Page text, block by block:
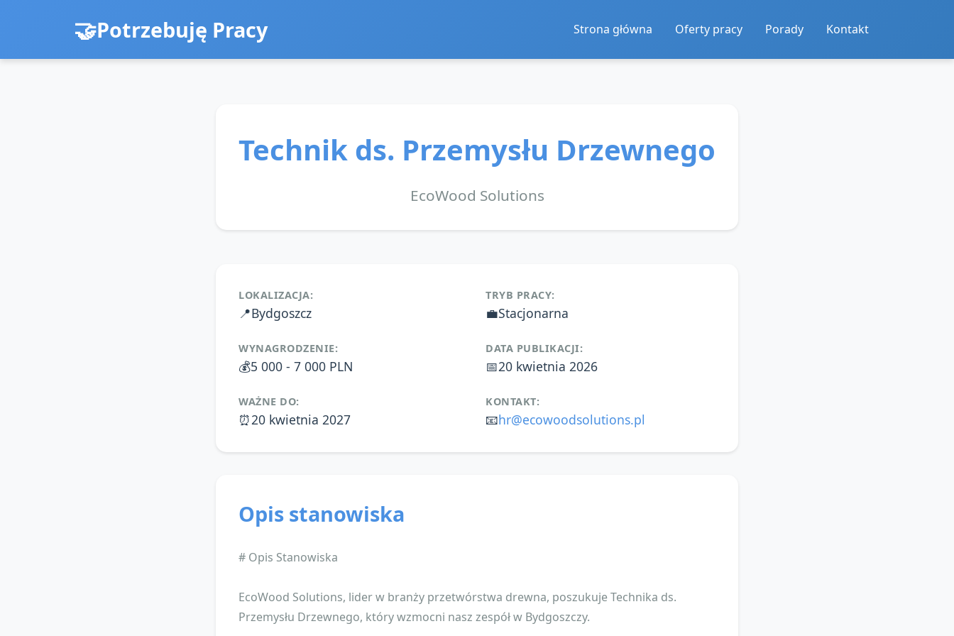
Potrzebuję Pracy Strona główna Oferty pracy Porady Kontakt
Technik ds. Przemysłu Drzewnego
EcoWood Solutions
LOKALIZACJA:
📍Bydgoszcz
TRYB PRACY:
💼Stacjonarna
WYNAGRODZENIE:
💰5 000 - 7 000 PLN
DATA PUBLIKACJI:
📅20 kwietnia 2026
WAŻNE DO:
⏰20 kwietnia 2027
KONTAKT:
📧hr@ecowoodsolutions.pl
Opis stanowiska
# Opis Stanowiska
EcoWood Solutions, lider w branży przetwórstwa drewna, poszukuje Technika ds.
Przemysłu Drzewnego, który wzmocni nasz zespół w Bydgoszczy.